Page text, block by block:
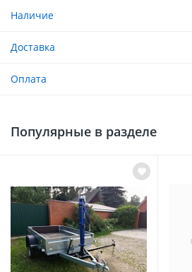
Наличие
Доставка
Оплата
Популярные в разделе